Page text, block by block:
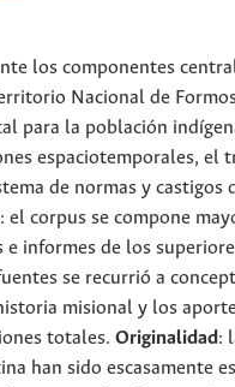
los componentes
Nacional de
para la población
espaciotemporales, el
de normas y castigos
: el corpus se compone
informes de los
se recurrió a
misional y los
totales. Originalidad:
han sido escasamente